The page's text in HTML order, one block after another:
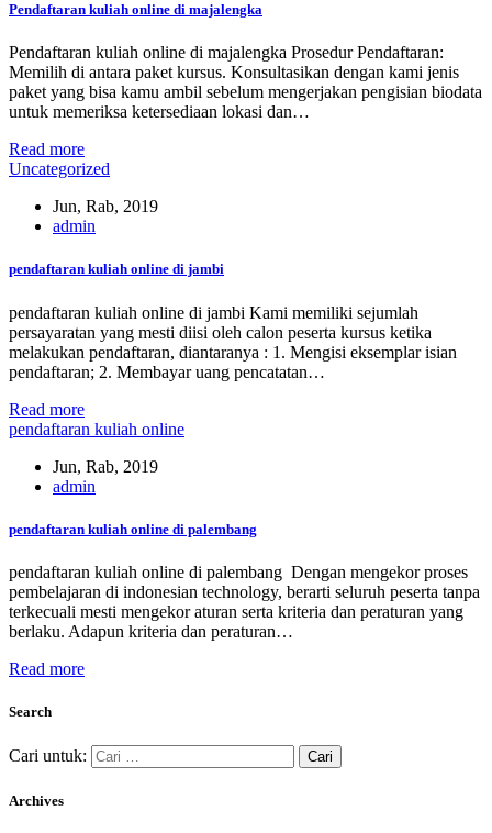
Pendaftaran kuliah online di majalengka
Pendaftaran kuliah online di majalengka Prosedur Pendaftaran:
Memilih di antara paket kursus. Konsultasikan dengan kami jenis
paket yang bisa kamu ambil sebelum mengerjakan pengisian biodata
untuk memeriksa ketersediaan lokasi dan…
Read more
Uncategorized
Jun, Rab, 2019
admin
pendaftaran kuliah online di jambi
pendaftaran kuliah online di jambi Kami memiliki sejumlah
persayaratan yang mesti diisi oleh calon peserta kursus ketika
melakukan pendaftaran, diantaranya : 1. Mengisi eksemplar isian
pendaftaran; 2. Membayar uang pencatatan…
Read more
pendaftaran kuliah online
Jun, Rab, 2019
admin
pendaftaran kuliah online di palembang
pendaftaran kuliah online di palembang Dengan mengekor proses
pembelajaran di indonesian technology, berarti seluruh peserta tanpa
terkecuali mesti mengekor aturan serta kriteria dan peraturan yang
berlaku. Adapun kriteria dan peraturan…
Read more
Search
Cari untuk:
Archives